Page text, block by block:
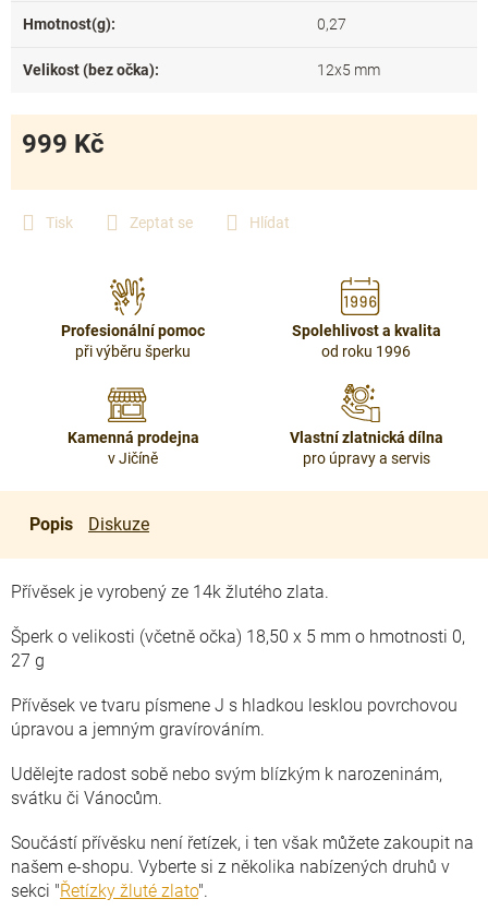
Tisk Zeptat se Hlídat
999 Kč
cena:
Hmotnost(g): 0,27
Velikost (bez očka): 12x5 mm
Profesionální pomoc
při výběru šperku
Spolehlivost a kvalita
od roku 1996
Kamenná prodejna
v Jičíně
Vlastní zlatnická dílna
pro úpravy a servis
Popis Diskuze
Přívěsek je vyrobený ze 14k žlutého zlata.
Šperk o velikosti (včetně očka) 18,50 x 5 mm o hmotnosti 0,
27 g
Přívěsek ve tvaru písmene J s hladkou lesklou povrchovou
úpravou a jemným gravírováním.
Udělejte radost sobě nebo svým blízkým k narozeninám,
svátku či Vánocům.
Součástí přívěsku není řetízek, i ten však můžete zakoupit na
našem e-shopu. Vyberte si z několika nabízených druhů v
sekci "Řetízky žluté zlato".